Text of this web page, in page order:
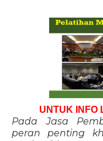
UNTUK INFO
Pada Jasa
peran penting